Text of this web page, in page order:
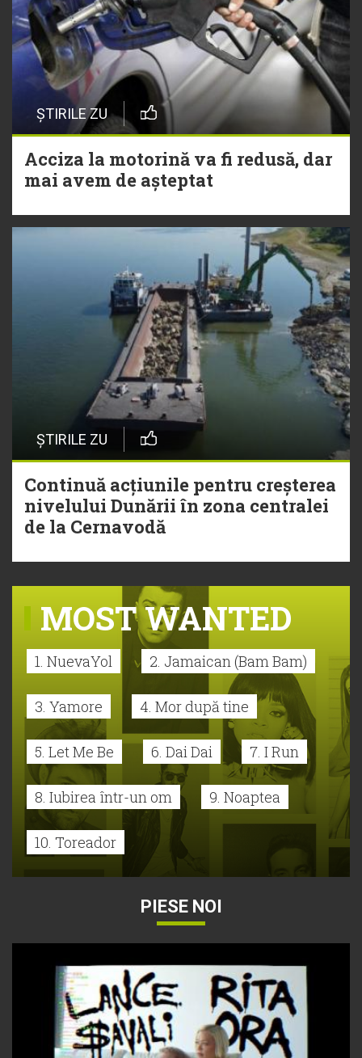
ȘTIRILE ZU
Acciza la motorină va fi redusă, dar
mai avem de așteptat
ȘTIRILE ZU
Continuă acțiunile pentru creșterea
nivelului Dunării în zona centralei
de la Cernavodă
MOST WANTED
1. NuevaYol 2. Jamaican (Bam Bam)
3. Yamore 4. Mor după tine
5. Let Me Be 6. Dai Dai 7. I Run
8. Iubirea într-un om 9. Noaptea
10. Toreador
PIESE NOI